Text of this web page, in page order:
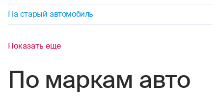
На старый автомобиль
Показать еще
По маркам авто